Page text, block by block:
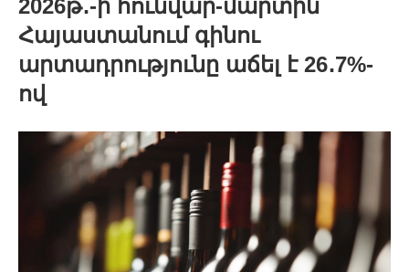
2026թ․-ի հունվար-մարտին
Հայաստանում գինու
արտադրությունը աճել է 26․7%-
ով